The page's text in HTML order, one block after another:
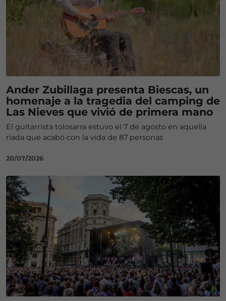
Ander Zubillaga presenta Biescas, un
homenaje a la tragedia del camping de
Las Nieves que vivió de primera mano
El guitarrista tolosarra estuvo el 7 de agosto en aquella
riada que acabó con la vida de 87 personas
20/07/2026